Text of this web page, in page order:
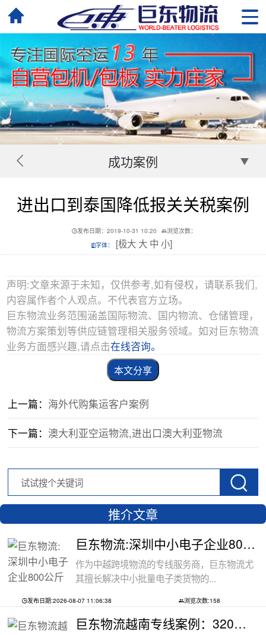
成功案例
进出口到泰国降低报关关税案例
发布日期：2019-10-31 10:20
浏览次数：
字体：
[极大 大 中 小]
声明:文章来源于未知，仅供参考,如有侵权，请联系我们,
内容属作者个人观点。不代表官方立场。
巨东物流业务范围涵盖国际物流、国内物流、仓储管理，
物流方案策划等供应链管理相关服务领域。如对巨东物流
业务方面感兴趣,请点击在线咨询。
本文分享
上一篇： 海外代购集运客户案例
下一篇： 澳大利亚空运物流,进出口澳大利亚物流
推介文章
巨东物流:深圳中小电子企业800公斤配件出
作为中越跨境物流的专线服务商，巨东物流尤
其擅长解决中小批量电子类货物的...
发布日期:2026-08-07 11:06:38 浏览次数:158
巨东物流越南专线案例：320台电脑整机